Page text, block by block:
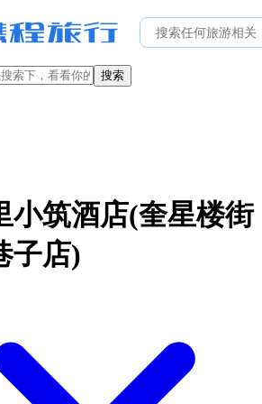
搜索
小筑酒店(奎星楼街
子店)